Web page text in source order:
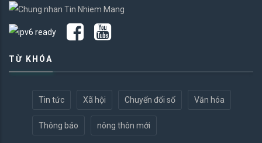
TỪ KHÓA
Tin tức Xã hội Chuyển đổi số Văn hóa
Thông báo nông thôn mới